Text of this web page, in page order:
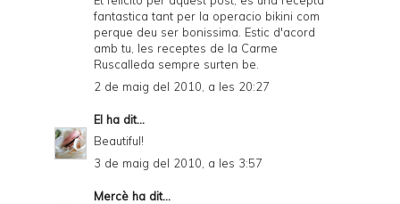
fantastica tant per la operacio bikini com
perque deu ser bonissima. Estic d'acord
amb tu, les receptes de la Carme
Ruscalleda sempre surten be.
2 de maig del 2010, a les 20:27
El ha dit...
Beautiful!
3 de maig del 2010, a les 3:57
Mercè ha dit...